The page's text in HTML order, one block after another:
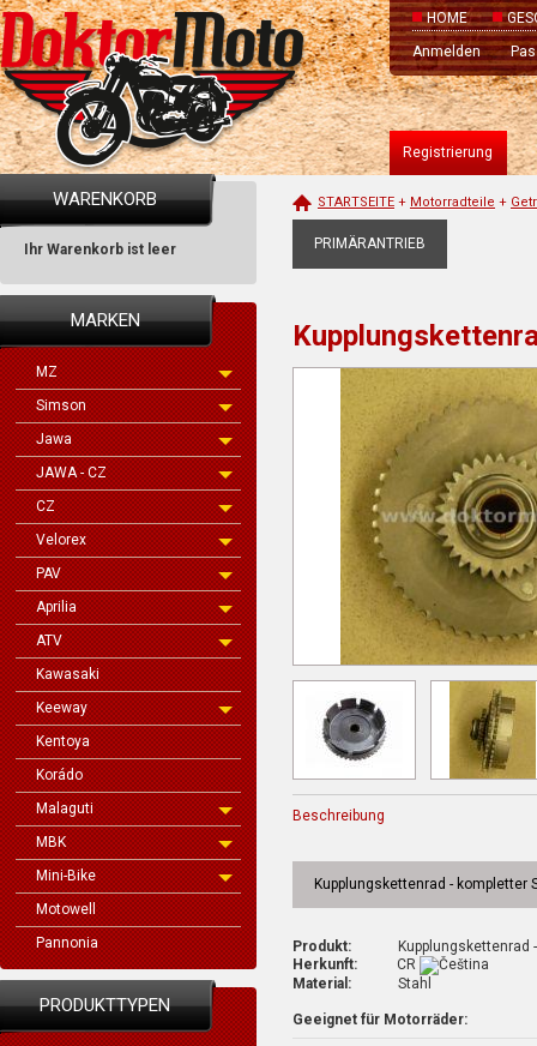
HOME
Anmelden
Registrierung
WARENKORB
Ihr Warenkorb ist leer
MARKEN
MZ
Simson
Jawa
JAWA - CZ
CZ
Velorex
PAV
Aprilia
ATV
Kawasaki
Keeway
Kentoya
Korádo
Malaguti
MBK
Mini-Bike
Motowell
Pannonia
PRODUKTTYPEN
STARTSEITE + Motorradteile +
PRIMÄRANTRIEB
Beschreibung
Kupplungskettenrad - kompletter
Produkt: Kupplungskettenrad -
Herkunft: CR
Material: Stahl
Geeignet für Motorräder: